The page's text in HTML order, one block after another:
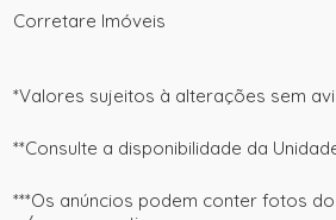
Corretare Imóveis
*Valores sujeitos à alterações sem
**Consulte a disponibilidade da
***Os anúncios podem conter fotos